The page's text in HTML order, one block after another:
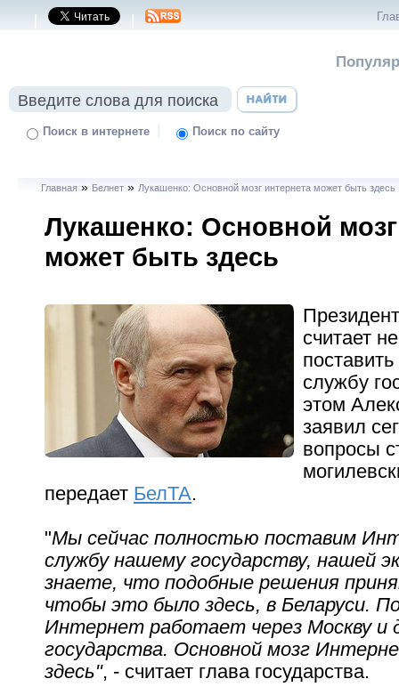
| |
Поиск в интернете | Поиск по сайту
Главная » Белнет » Лукашенко: Основной мозг интернета может быть здесь
Лукашенко: Основной мозг
может быть здесь
считает
службу
этом
заявил
вопросы
передает БелТА.
"Мы сейчас полностью поставим
службу нашему государству, нашей
знаете, что подобные решения
чтобы это было здесь, в Беларуси.
Интернет работает через Москву и
государства. Основной мозг
здесь", - считает глава государства.